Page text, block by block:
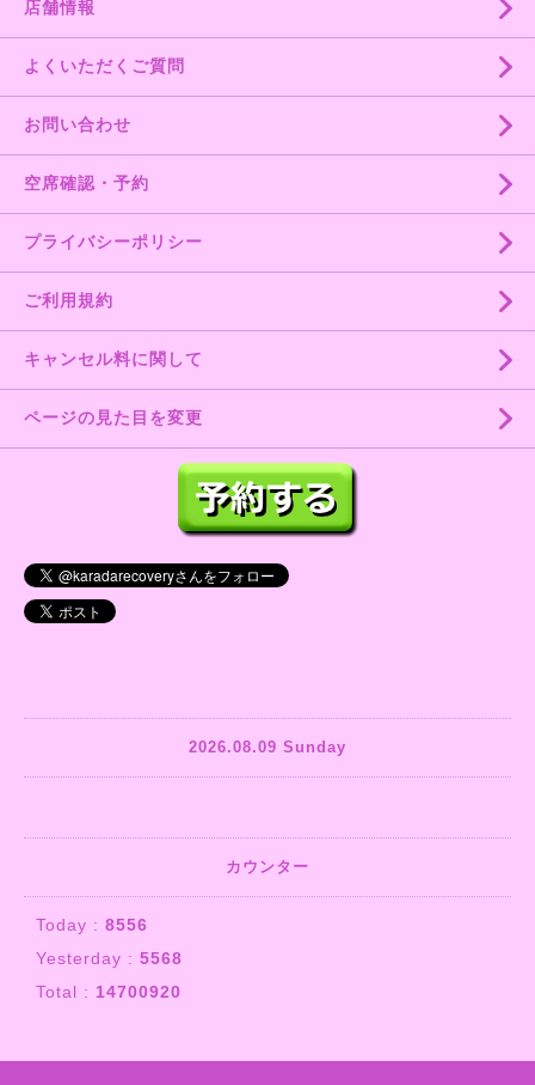
店舗情報
よくいただくご質問
お問い合わせ
空席確認・予約
プライバシーポリシー
ご利用規約
キャンセル料に関して
ページの見た目を変更
2026.08.09 Sunday
カウンター
Today : 8556
Yesterday : 5568
Total : 14700920